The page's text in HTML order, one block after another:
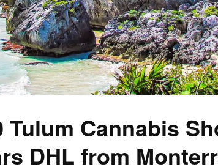
Tulum Cannabis
DHL from